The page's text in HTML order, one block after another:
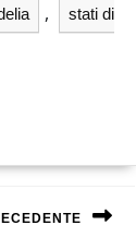
, stati di